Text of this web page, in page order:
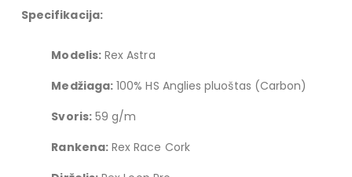
Specifikacija:
Modelis:Rex Astra
Medžiaga: 100% HS Anglies pluoštas (Carbon)
Svoris:59 g/m
Rankena:Rex Race Cork